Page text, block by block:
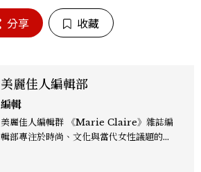
分享 收藏
美麗佳人編輯部
編輯
美麗佳人編輯群 《Marie Claire》雜誌編
輯部專注於時尚、文化與當代女性議題的深